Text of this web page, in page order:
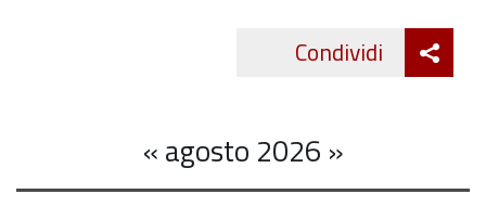
Condividi
«agosto 2026 »